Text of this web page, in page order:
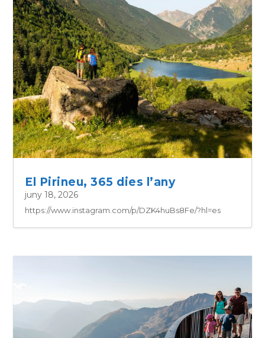
El Pirineu, 365 dies l’any
juny 18, 2026
https://www.instagram.com/p/DZK4huBs8Fe/?hl=es